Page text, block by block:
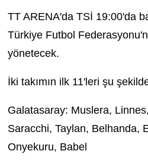
TT ARENA'da TSİ 19:00'da
Türkiye Futbol
yönetecek.
İki takımın ilk 11'leri şu
Galatasaray: Muslera,
Saracchi, Taylan, Belhanda,
Onyekuru, Babel